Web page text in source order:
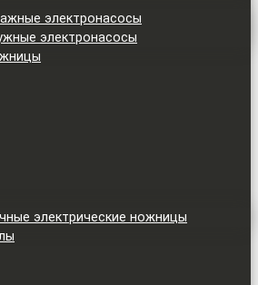
электронасосы
электронасосы
электрические ножницы